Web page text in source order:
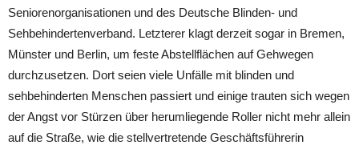
Seniorenorganisationen und des Deutsche Blinden- und
Sehbehindertenverband. Letzterer klagt derzeit sogar in Bremen,
Münster und Berlin, um feste Abstellflächen auf Gehwegen
durchzusetzen. Dort seien viele Unfälle mit blinden und
sehbehinderten Menschen passiert und einige trauten sich wegen
der Angst vor Stürzen über herumliegende Roller nicht mehr allein
auf die Straße, wie die stellvertretende Geschäftsführerin